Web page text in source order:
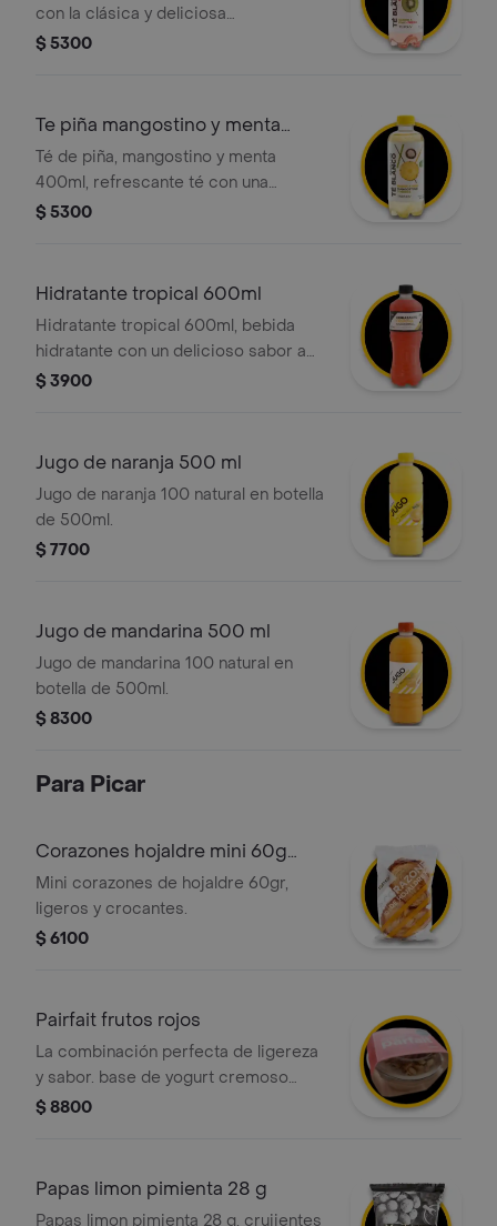
con la clásica y deliciosa
combinación de sabores: la dulzura
$ 5300
Te piña mangostino y menta
400ml
Té de piña, mangostino y menta
400ml, refrescante té con una
exótica combinación de sabores:
$ 5300
Hidratante tropical 600ml
Hidratante tropical 600ml, bebida
hidratante con un delicioso sabor a
frutas tropicales
$ 3900
Jugo de naranja 500 ml
Jugo de naranja 100 natural en botella
de 500ml.
$ 7700
Jugo de mandarina 500 ml
Jugo de mandarina 100 natural en
botella de 500ml.
$ 8300
Para Picar
Corazones hojaldre mini 60g
tostao
Mini corazones de hojaldre 60gr,
ligeros y crocantes.
$ 6100
Pairfait frutos rojos
La combinación perfecta de ligereza
y sabor. base de yogurt cremoso
acompañado de una selección de
para el toque crocante ideal.
$ 8800
Papas limon pimienta 28 g
Papas limon pimienta 28 g, crujientes